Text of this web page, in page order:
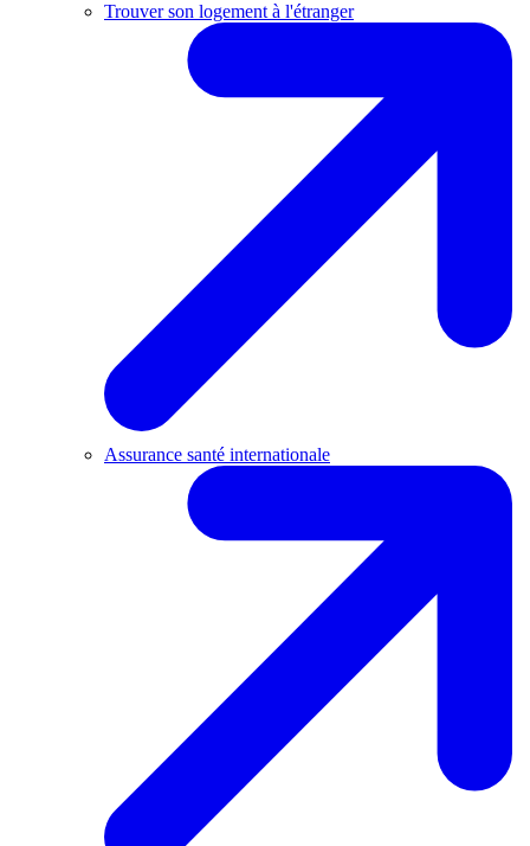
Trouver son logement à l'étranger
Assurance santé internationale